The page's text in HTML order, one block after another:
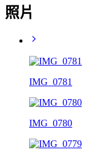
照片
IMG_0781
IMG_0780